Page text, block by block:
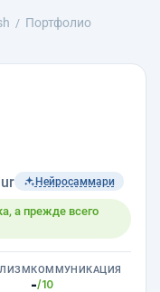
Портфолио
Нейросаммари
а прежде всего
КОММУНИКАЦИЯ
-/10